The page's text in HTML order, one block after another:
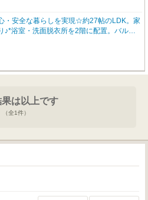
・安全な暮らしを実現☆約27帖のLDK。家
♪*浴室・洗面脱衣所を2階に配置。バルコ
計◎築年数も浅く、前オーナー様が丁寧に
状態♪*天井やアクセントに木目を採用。
ます☆*「ちょっと聞いてみたいな…」そ
や気になる点は、どうぞお気軽にご相談
は以上です
（全1件）